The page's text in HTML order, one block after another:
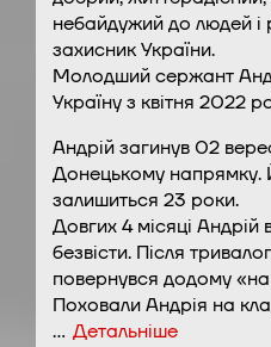
небайдужий до людей і
захисник України.
Молодший сержант
Україну з квітня 2022
Андрій загинув 02
Донецькому
залишиться 23 роки.
Довгих 4 місяці
безвісти. Після
повернувся додому
Поховали Андрія на
… Детальніше